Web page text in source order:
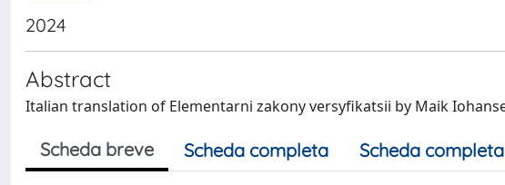
2024
Abstract
Italian translation of Elementarni zakony versyfikatsii by Maik
Scheda breve Scheda completa Scheda